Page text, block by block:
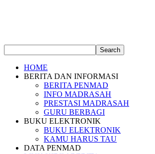
HOME
BERITA DAN INFORMASI
BERITA PENMAD
INFO MADRASAH
PRESTASI MADRASAH
GURU BERBAGI
BUKU ELEKTRONIK
BUKU ELEKTRONIK
KAMU HARUS TAU
DATA PENMAD